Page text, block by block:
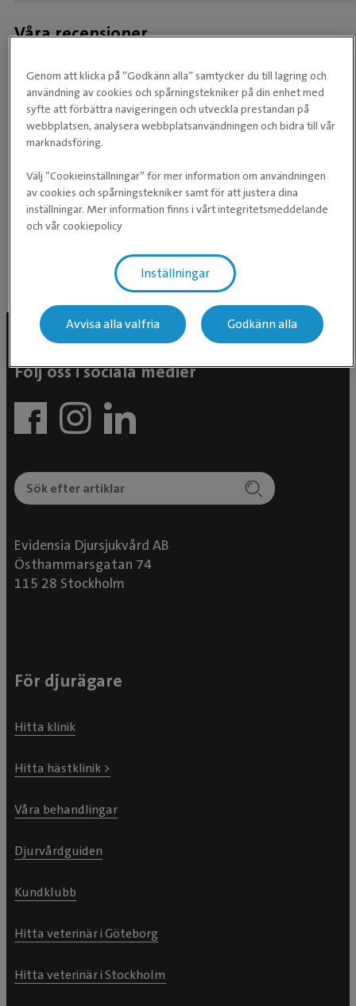
Våra recensioner
★★★★★
★★★★★
Kunniga, bra personal och trevliga.
Facebook inlägg
Följ oss i sociala medier
Evidensia Djursjukvård AB
Östhammarsgatan 74
115 28 Stockholm
För djurägare
Hitta klinik
Hitta hästklinik >
Våra behandlingar
Djurvårdguiden
Kundklubb
Hitta veterinär i Göteborg
Hitta veterinär i Stockholm
Genom att klicka på ”Godkänn alla” samtycker du till lagring och
användning av cookies och spårningstekniker på din enhet med
syfte att förbättra navigeringen och utveckla prestandan på
webbplatsen, analysera webbplatsanvändningen och bidra till vår
marknadsföring.
Välj ”Cookieinställningar” för mer information om användningen
av cookies och spårningstekniker samt för att justera dina
inställningar. Mer information finns i vårt integritetsmeddelande
och vår cookiepolicy
Inställningar
Avvisa alla valfria Godkänn alla